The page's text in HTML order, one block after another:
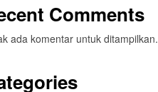
Comments
ada komentar untuk ditampilkan.